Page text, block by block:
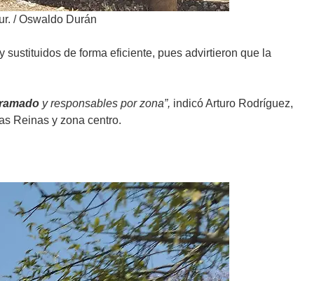
/Oswaldo Durán
de forma eficiente, pues advirtieron que la
y responsables por zona”, indicó Arturo Rodríguez,
Reinas y zona centro.